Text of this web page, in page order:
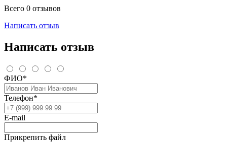
Всего 0 отзывов
Написать отзыв
Написать отзыв
ФИО*
Телефон*
E-mail
Прикрепить файл